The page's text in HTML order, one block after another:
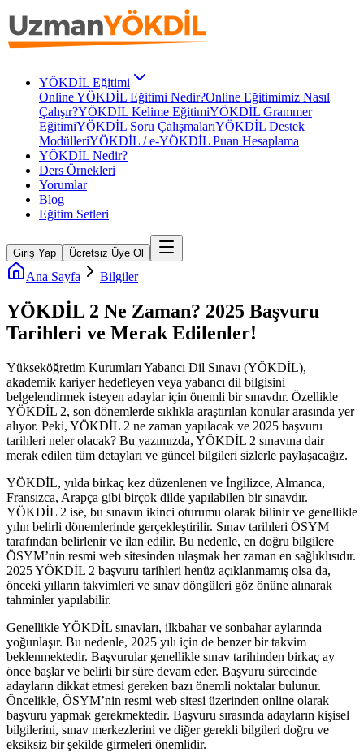
YÖKDİL Eğitimi
Online YÖKDİL Eğitimi Nedir?Online Eğitimimiz Nasıl
Çalışır?YÖKDİL Kelime EğitimiYÖKDİL Grammer
EğitimiYÖKDİL Soru ÇalışmalarıYÖKDİL Destek
ModülleriYÖKDİL / e-YÖKDİL Puan Hesaplama
YÖKDİL Nedir?
Ders Örnekleri
Yorumlar
Blog
Eğitim Setleri
Giriş Yap Ücretsiz Üye Ol
Ana Sayfa Bilgiler
YÖKDİL 2 Ne Zaman? 2025 Başvuru
Tarihleri ve Merak Edilenler!
Yükseköğretim Kurumları Yabancı Dil Sınavı (YÖKDİL),
akademik kariyer hedefleyen veya yabancı dil bilgisini
belgelendirmek isteyen adaylar için önemli bir sınavdır. Özellikle
YÖKDİL 2, son dönemlerde sıklıkla araştırılan konular arasında yer
alıyor. Peki, YÖKDİL 2 ne zaman yapılacak ve 2025 başvuru
tarihleri neler olacak? Bu yazımızda, YÖKDİL 2 sınavına dair
merak edilen tüm detayları ve güncel bilgileri sizlerle paylaşacağız.
YÖKDİL, yılda birkaç kez düzenlenen ve İngilizce, Almanca,
Fransızca, Arapça gibi birçok dilde yapılabilen bir sınavdır.
YÖKDİL 2 ise, bu sınavın ikinci oturumu olarak bilinir ve genellikle
yılın belirli dönemlerinde gerçekleştirilir. Sınav tarihleri ÖSYM
tarafından belirlenir ve ilan edilir. Bu nedenle, en doğru bilgilere
ÖSYM’nin resmi web sitesinden ulaşmak her zaman en sağlıklısıdır.
2025 YÖKDİL 2 başvuru tarihleri henüz açıklanmamış olsa da,
önceki yılların takvimleri ve sınav döngüleri göz önüne alınarak
tahminler yapılabilir.
Genellikle YÖKDİL sınavları, ilkbahar ve sonbahar aylarında
yoğunlaşır. Bu nedenle, 2025 yılı için de benzer bir takvim
beklenmektedir. Başvurular genellikle sınav tarihinden birkaç ay
önce başlar ve belirli bir süre devam eder. Başvuru sürecinde
adayların dikkat etmesi gereken bazı önemli noktalar bulunur.
Öncelikle, ÖSYM’nin resmi web sitesi üzerinden online olarak
başvuru yapmak gerekmektedir. Başvuru sırasında adayların kişisel
bilgilerini, sınav merkezlerini ve diğer gerekli bilgileri doğru ve
eksiksiz bir şekilde girmeleri önemlidir.